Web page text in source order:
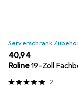
Serverschrank
EUR
40,94
Roline19-Zoll
2